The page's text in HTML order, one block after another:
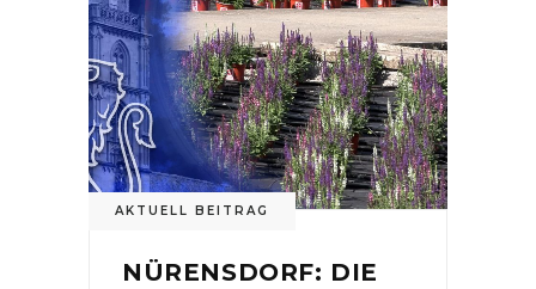
AKTUELL BEITRAG
NÜRENSDORF: DIE